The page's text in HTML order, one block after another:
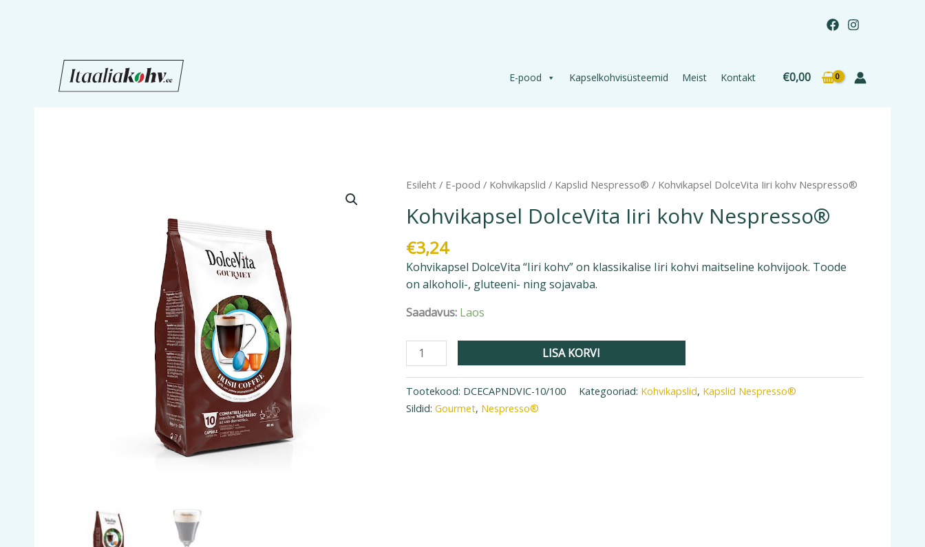
E-pood Kapselkohvisüsteemid Meist Kontakt €0,00
Esileht / E-pood / Kohvikapslid / Kapslid Nespresso® / Kohvikapsel DolceVita Iiri kohv Nespresso®
Kohvikapsel DolceVita Iiri kohv Nespresso®
€3,24
Kohvikapsel DolceVita “Iiri kohv” on klassikalise Iiri kohvi maitseline kohvijook. Toode
on alkoholi-, gluteeni- ning sojavaba.
Saadavus: Laos
Kohvikapsel
Iiri
Nespresso®
kogus
LISA KORVI
Tootekood: DCECAPNDVIC-10/100 Kategooriad: Kohvikapslid, Kapslid Nespresso®
Sildid:Gourmet, Nespresso®